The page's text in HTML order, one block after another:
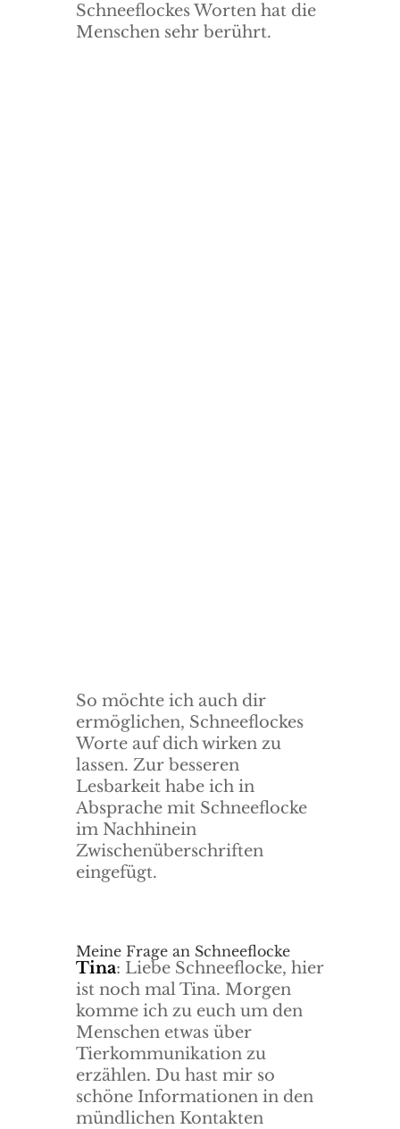
Schneeflockes Worten hat die
Menschen sehr berührt.
So möchte ich auch dir
ermöglichen, Schneeflockes
Worte auf dich wirken zu
lassen. Zur besseren
Lesbarkeit habe ich in
Absprache mit Schneeflocke
im Nachhinein
Zwischenüberschriften
eingefügt.
Meine Frage an Schneeflocke
Tina: Liebe Schneeflocke, hier
ist noch mal Tina. Morgen
komme ich zu euch um den
Menschen etwas über
Tierkommunikation zu
erzählen. Du hast mir so
schöne Informationen in den
mündlichen Kontakten